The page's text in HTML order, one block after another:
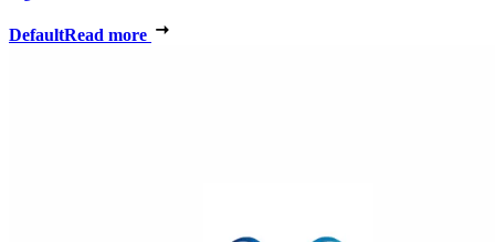
DefaultRead more